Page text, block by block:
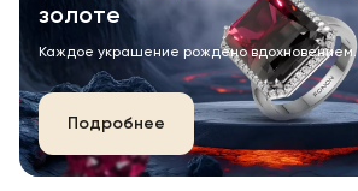
золоте
Каждое украшение рождено вдохновением.
Подробнее